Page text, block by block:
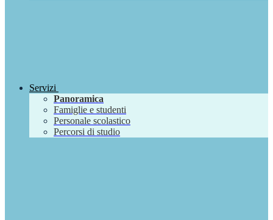
Servizi
Panoramica
Famiglie e studenti
Personale scolastico
Percorsi di studio